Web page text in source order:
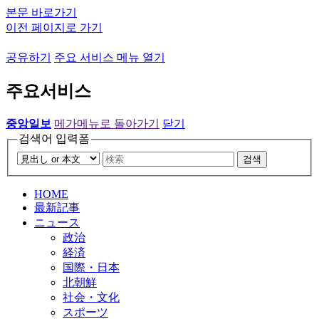
본문 바로가기
이전 페이지로 가기
공유하기 주요 서비스 메뉴 열기
주요서비스
중앙일보 메가메뉴로 돌아가기
닫기
검색어 입력폼
검색
HOME
最新記事
ニュース
政治
経済
国際・日本
北朝鮮
社会・文化
スポーツ